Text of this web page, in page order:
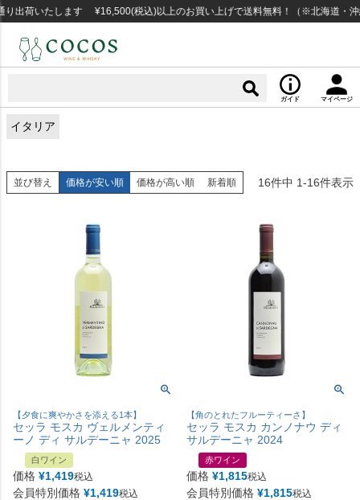
荷いたします ¥16,500(税込)以上のお買い上げで送料無料！（※北海道・沖縄
ガイド マイページ
イタリア
並び替え 価格が安い順 価格が高い順 新着順 16件中 1-16件表示
【夕食に爽やかさを添える1本】
セッラ モスカ ヴェルメンティ
ーノ ディ サルデーニャ 2025
白ワイン
価格 ¥1,419税込
会員特別価格 ¥1,419税込
【角のとれたフルーティーさ】
セッラ モスカ カンノナウ ディ
サルデーニャ 2024
赤ワイン
価格 ¥1,815税込
会員特別価格 ¥1,815税込